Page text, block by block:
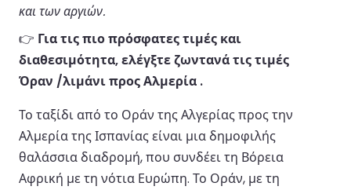
και των αργιών.
👉 Για τις πιο πρόσφατες τιμές και
διαθεσιμότητα, ελέγξτε ζωντανά τις τιμές
Όραν /λιμάνι προς Αλμερία .
Το ταξίδι από το Οράν της Αλγερίας προς την
Αλμερία της Ισπανίας είναι μια δημοφιλής
θαλάσσια διαδρομή, που συνδέει τη Βόρεια
Αφρική με τη νότια Ευρώπη. Το Οράν, με τη